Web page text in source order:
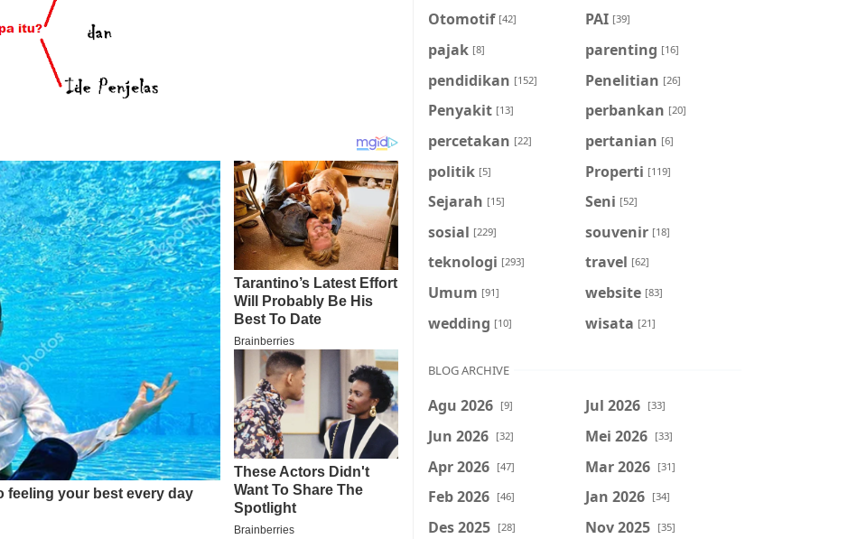
Otomotif [42] PAI [39]
pajak [8] parenting [16]
pendidikan [152] Penelitian [26]
Penyakit [13] perbankan [20]
percetakan [22] pertanian [6]
politik [5] Properti [119]
Sejarah [15] Seni [52]
sosial [229] souvenir [18]
teknologi [293] travel [62]
Umum [91] website [83]
wedding [10] wisata [21]
BLOG ARCHIVE
Agu 2026 [9] Jul 2026 [33]
Jun 2026 [32] Mei 2026 [33]
Apr 2026 [47] Mar 2026 [31]
Feb 2026 [46] Jan 2026 [34]
Des 2025 [28] Nov 2025 [35]